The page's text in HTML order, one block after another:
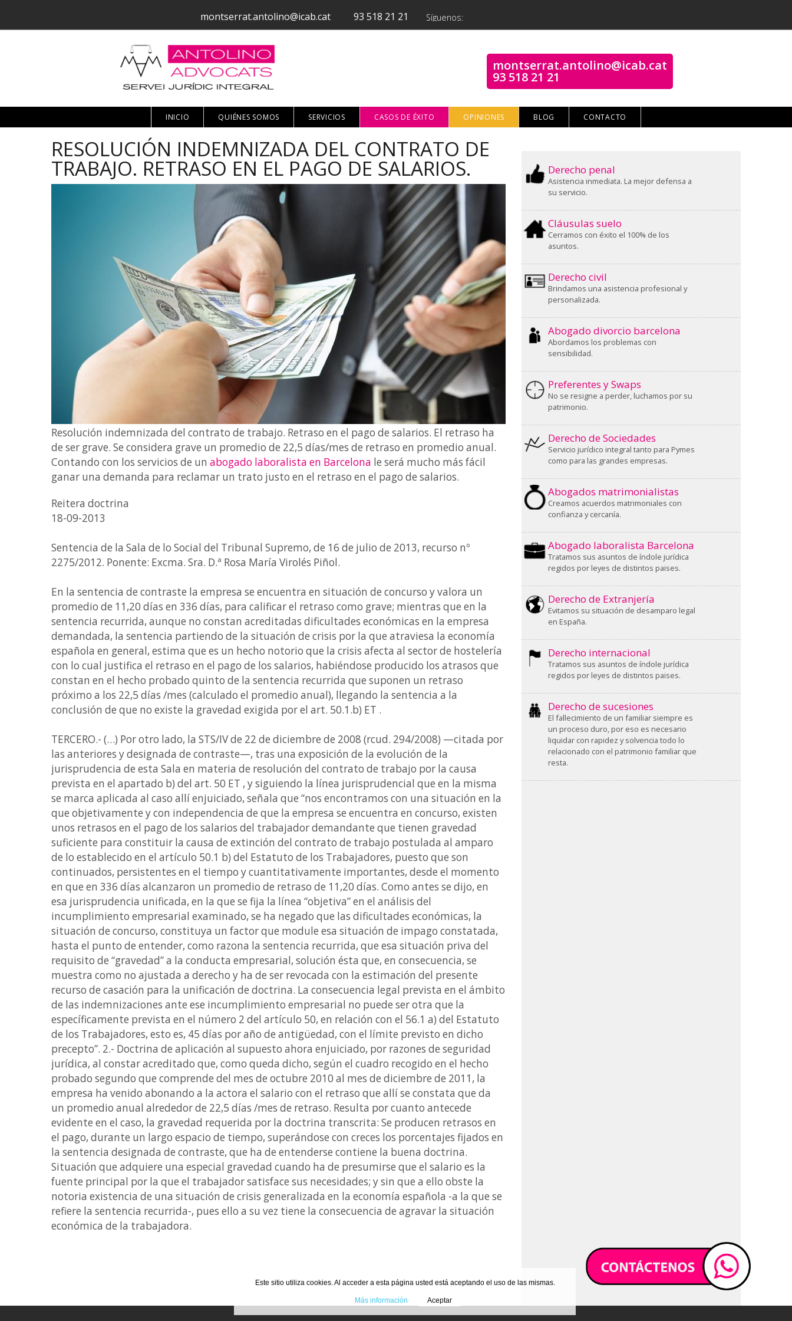
montserrat.antolino@icab.cat 93 518 21 21 Síguenos:
montserrat.antolino@icab.cat
93 518 21 21
INICIO QUIÉNES SOMOS SERVICIOS CASOS DE ÉXITO OPINIONES BLOG CONTACTO
RESOLUCIÓN INDEMNIZADA DEL CONTRATO DE
TRABAJO. RETRASO EN EL PAGO DE SALARIOS.
Resolución indemnizada del contrato de trabajo. Retraso en el pago de salarios. El retraso ha
de ser grave. Se considera grave un promedio de 22,5 días/mes de retraso en promedio anual.
Contando con los servicios de un abogado laboralista en Barcelona le será mucho más fácil
ganar una demanda para reclamar un trato justo en el retraso en el pago de salarios.
Reitera doctrina
18-09-2013
Sentencia de la Sala de lo Social del Tribunal Supremo, de 16 de julio de 2013, recurso nº
2275/2012. Ponente: Excma. Sra. D.ª Rosa María Virolés Piñol.
En la sentencia de contraste la empresa se encuentra en situación de concurso y valora un
promedio de 11,20 días en 336 días, para calificar el retraso como grave; mientras que en la
sentencia recurrida, aunque no constan acreditadas dificultades económicas en la empresa
demandada, la sentencia partiendo de la situación de crisis por la que atraviesa la economía
española en general, estima que es un hecho notorio que la crisis afecta al sector de hostelería
con lo cual justifica el retraso en el pago de los salarios, habiéndose producido los atrasos que
constan en el hecho probado quinto de la sentencia recurrida que suponen un retraso
próximo a los 22,5 días /mes (calculado el promedio anual), llegando la sentencia a la
conclusión de que no existe la gravedad exigida por el art. 50.1.b) ET .
TERCERO.- (…) Por otro lado, la STS/IV de 22 de diciembre de 2008 (rcud. 294/2008) —citada por
las anteriores y designada de contraste—, tras una exposición de la evolución de la
jurisprudencia de esta Sala en materia de resolución del contrato de trabajo por la causa
prevista en el apartado b) del art. 50 ET , y siguiendo la línea jurisprudencial que en la misma
se marca aplicada al caso allí enjuiciado, señala que “nos encontramos con una situación en la
que objetivamente y con independencia de que la empresa se encuentra en concurso, existen
unos retrasos en el pago de los salarios del trabajador demandante que tienen gravedad
suficiente para constituir la causa de extinción del contrato de trabajo postulada al amparo
de lo establecido en el artículo 50.1 b) del Estatuto de los Trabajadores, puesto que son
continuados, persistentes en el tiempo y cuantitativamente importantes, desde el momento
en que en 336 días alcanzaron un promedio de retraso de 11,20 días. Como antes se dijo, en
esa jurisprudencia unificada, en la que se fija la línea “objetiva” en el análisis del
incumplimiento empresarial examinado, se ha negado que las dificultades económicas, la
situación de concurso, constituya un factor que module esa situación de impago constatada,
hasta el punto de entender, como razona la sentencia recurrida, que esa situación priva del
requisito de “gravedad” a la conducta empresarial, solución ésta que, en consecuencia, se
muestra como no ajustada a derecho y ha de ser revocada con la estimación del presente
recurso de casación para la unificación de doctrina. La consecuencia legal prevista en el ámbito
de las indemnizaciones ante ese incumplimiento empresarial no puede ser otra que la
específicamente prevista en el número 2 del artículo 50, en relación con el 56.1 a) del Estatuto
de los Trabajadores, esto es, 45 días por año de antigüedad, con el límite previsto en dicho
precepto”. 2.- Doctrina de aplicación al supuesto ahora enjuiciado, por razones de seguridad
jurídica, al constar acreditado que, como queda dicho, según el cuadro recogido en el hecho
probado segundo que comprende del mes de octubre 2010 al mes de diciembre de 2011, la
empresa ha venido abonando a la actora el salario con el retraso que allí se constata que da
un promedio anual alrededor de 22,5 días /mes de retraso. Resulta por cuanto antecede
evidente en el caso, la gravedad requerida por la doctrina transcrita: Se producen retrasos en
el pago, durante un largo espacio de tiempo, superándose con creces los porcentajes fijados en
la sentencia designada de contraste, que ha de entenderse contiene la buena doctrina.
Situación que adquiere una especial gravedad cuando ha de presumirse que el salario es la
fuente principal por la que el trabajador satisface sus necesidades; y sin que a ello obste la
notoria existencia de una situación de crisis generalizada en la economía española -a la que se
refiere la sentencia recurrida-, pues ello a su vez tiene la consecuencia de agravar la situación
económica de la trabajadora.
Derecho penal
Asistencia inmediata. La mejor defensa a
su servicio.
Cláusulas suelo
Cerramos con éxito el 100% de los
asuntos.
Derecho civil
Brindamos una asistencia profesional y
personalizada.
Abogado divorcio barcelona
Abordamos los problemas con
sensibilidad.
Preferentes y Swaps
No se resigne a perder, luchamos por su
patrimonio.
Derecho de Sociedades
Servicio jurídico integral tanto para Pymes
como para las grandes empresas.
Abogados matrimonialistas
Creamos acuerdos matrimoniales con
confianza y cercanía.
Abogado laboralista Barcelona
Tratamos sus asuntos de índole jurídica
regidos por leyes de distintos paises.
Derecho de Extranjería
Evitamos su situación de desamparo legal
en España.
Derecho internacional
Tratamos sus asuntos de índole jurídica
regidos por leyes de distintos paises.
Derecho de sucesiones
El fallecimiento de un familiar siempre es
un proceso duro, por eso es necesario
liquidar con rapidez y solvencia todo lo
relacionado con el patrimonio familiar que
resta.
Este sitio utiliza cookies. Al acceder a esta página usted está aceptando el uso de las mismas.
Más información Aceptar